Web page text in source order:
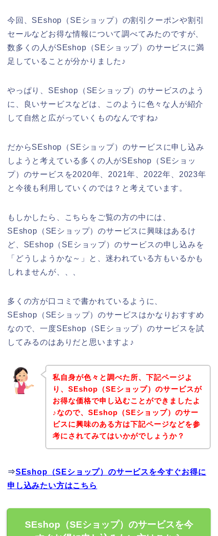
今回、SEshop（SEショップ）の割引クーポンや割引
セールなどお得な情報について調べてみたのですが、
数多くの人がSEshop（SEショップ）のサービスに満
足していることが分かりました♪
やっぱり、SEshop（SEショップ）のサービスのよう
に、良いサービスなどは、このように色々な人が紹介
して自然と広がっていくものなんですね♪
だからSEshop（SEショップ）のサービスに申し込み
しようと考えている多くの人がSEshop（SEショッ
プ）のサービスを2020年、2021年、2022年、2023年
と今後も利用していくのでは？と考えています。
もしかしたら、こちらをご覧の方の中には、
SEshop（SEショップ）のサービスに興味はあるけ
ど、SEshop（SEショップ）のサービスの申し込みを
「どうしようかな～」と、迷われている方もいるかも
しれませんが、、、
多くの方が口コミで書かれているように、
SEshop（SEショップ）のサービスはかなりおすすめ
なので、一度SEshop（SEショップ）のサービスを試
してみるのはありだと思いますよ♪
私自身が色々と調べた所、下記ページよ
り、SEshop（SEショップ）のサービスが
お得な価格で申し込むことができましたよ
♪なので、SEshop（SEショップ）のサー
ビスに興味のある方は下記ページなどを参
考にされてみてはいかがでしょうか？
⇒SEshop（SEショップ）のサービスを今すぐお得に
申し込みたい方はこちら
SEshop（SEショップ）のサービスを今